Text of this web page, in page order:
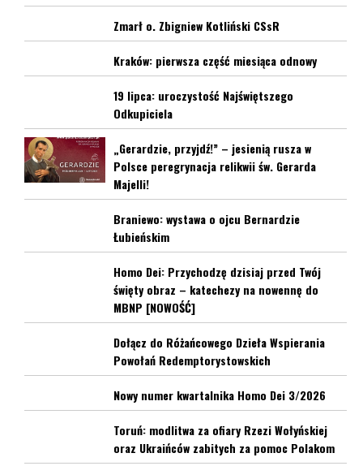
Zmarł o. Zbigniew Kotliński CSsR
Kraków: pierwsza część miesiąca odnowy
19 lipca: uroczystość Najświętszego
Odkupiciela
„Gerardzie, przyjdź!” – jesienią rusza w
Polsce peregrynacja relikwii św. Gerarda
Majelli!
Braniewo: wystawa o ojcu Bernardzie
Łubieńskim
Homo Dei: Przychodzę dzisiaj przed Twój
święty obraz – katechezy na nowennę do
MBNP [NOWOŚĆ]
Dołącz do Różańcowego Dzieła Wspierania
Powołań Redemptorystowskich
Nowy numer kwartalnika Homo Dei 3/2026
Toruń: modlitwa za ofiary Rzezi Wołyńskiej
oraz Ukraińców zabitych za pomoc Polakom